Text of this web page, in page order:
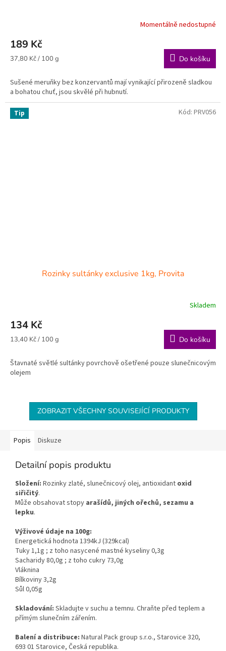
Momentálně nedostupné
189 Kč
Měrná
37,80 Kč / 100 g Do košíku
Sušené meruňky bez konzervantů mají vynikající přirozeně sladkou
a bohatou chuť, jsou skvělé při hubnutí.
Tip
Rozinky sultánky exclusive 1kg, Provita
Skladem
134 Kč
Měrná
13,40 Kč / 100 g Do košíku
Štavnaté světlé sultánky povrchově ošetřené pouze slunečnicovým
olejem
Kód: PRV056
ZOBRAZIT VŠECHNY SOUVISEJÍCÍ PRODUKTY
Popis Diskuze
Detailní popis produktu
Složení: Rozinky zlaté, slunečnicový olej, antioxidant oxid
siřičitý.
Může obsahovat stopy arašídů, jiných ořechů, sezamu a
lepku.
Výživové údaje na 100g:
Energetická hodnota 1394kJ (329kcal)
Tuky 1,1g ; z toho nasycené mastné kyseliny 0,3g
Sacharidy 80,0g ; z toho cukry 73,0g
Vláknina
Bílkoviny 3,2g
Sůl 0,05g
Skladování: Skladujte v suchu a temnu. Chraňte před teplem a
přímým slunečním zářením.
Balení a distribuce: Natural Pack group s.r.o., Starovice 320,
693 01 Starovice, Česká republika.